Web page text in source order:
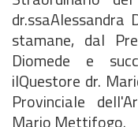
stamane, dal
Diomede e
ilQuestore dr.
Provinciale
Mario Mettifogo.